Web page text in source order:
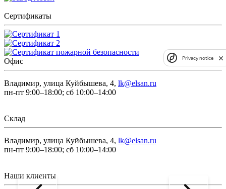
Сертификаты
Офис
Владимир, улица Куйбышева, 4, lk@elsan.ru
пн-пт 9:00–18:00; сб 10:00–14:00
Склад
Владимир, улица Куйбышева, 4, lk@elsan.ru
пн-пт 9:00–18:00; сб 10:00–14:00
Наши клиенты
Privacy notice